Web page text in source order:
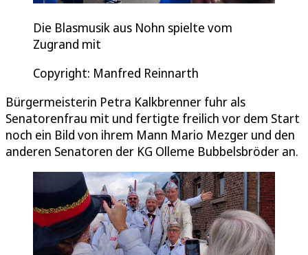
Die Blasmusik aus Nohn spielte vom
Zugrand mit
Copyright: Manfred Reinnarth
Bürgermeisterin Petra Kalkbrenner fuhr als
Senatorenfrau mit und fertigte freilich vor dem Start
noch ein Bild von ihrem Mann Mario Mezger und den
anderen Senatoren der KG Olleme Bubbelsbröder an.